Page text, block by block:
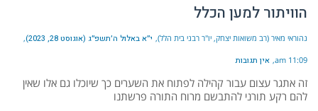
הוויתור למען הכלל
נהוראי מאיר (רב משואות יצחק, יו"ר רבני בית הלל) י״א באלול ה׳תשפ״ג (אוגוסט 28, 2023)
11:09 am אין תגובות
זה אתגר עצום עבור קהילה לפתוח את השערים כך שיוכלו גם אלו שאין
להם רקע תורני להתבשם מרוח התורה פרשתנו